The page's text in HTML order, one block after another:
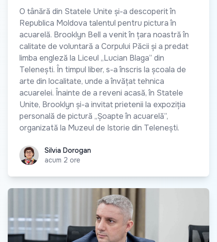
O tânără din Statele Unite și-a descoperit în
Republica Moldova talentul pentru pictura în
acuarelă. Brooklyn Bell a venit în țara noastră în
calitate de voluntară a Corpului Păcii și a predat
limba engleză la Liceul „Lucian Blaga” din
Telenești. În timpul liber, s-a înscris la școala de
arte din localitate, unde a învățat tehnica
acuarelei. Înainte de a reveni acasă, în Statele
Unite, Brooklyn și-a invitat prietenii la expoziția
personală de pictură „Șoapte în acuarelă”,
organizată la Muzeul de Istorie din Telenești.
Silvia Dorogan
Silvia Dorogan
acum 2 ore